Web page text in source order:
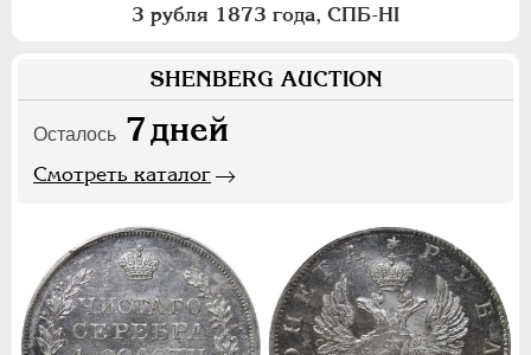
3 рубля 1873 года, СПБ-НI
SHENBERG AUCTION
Осталось 7дней
Смотреть каталог